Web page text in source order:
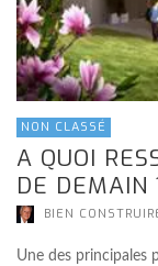
NON CLASSÉ
A QUOI
DE DEMAIN
BIEN
Une des principales